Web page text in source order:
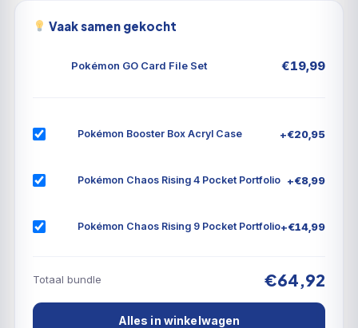
Vaak samen gekocht
Pokémon GO Card File Set €19,99
Pokémon Booster Box Acryl Case +€20,95
Pokémon Chaos Rising 4 Pocket Portfolio +€8,99
Pokémon Chaos Rising 9 Pocket Portfolio+€14,99
Totaal bundle €64,92
Alles in winkelwagen